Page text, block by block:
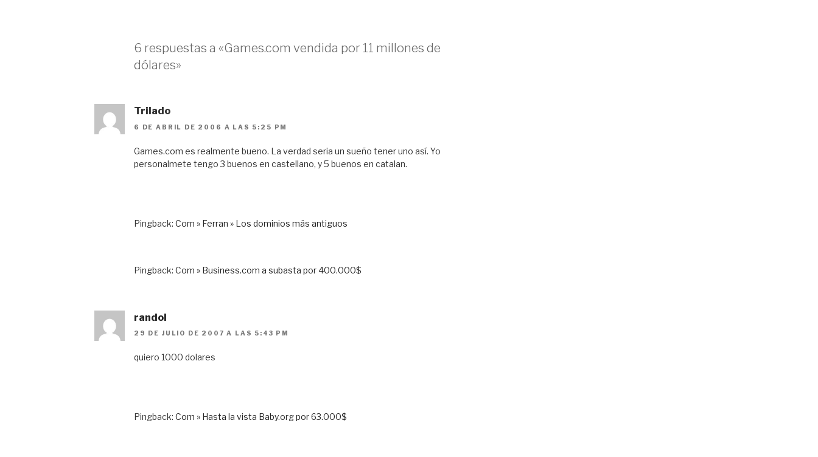
6 respuestas a «Games.com vendida por 11 millones de
dólares»
Trilado
6 DE ABRIL DE 2006 A LAS 5:25 PM
Games.com es realmente bueno. La verdad seria un sueño tener uno así. Yo
personalmete tengo 3 buenos en castellano, y 5 buenos en catalan.
Pingback: Com » Ferran » Los dominios más antiguos
Pingback: Com » Business.com a subasta por 400.000$
randol
29 DE JULIO DE 2007 A LAS 5:43 PM
quiero 1000 dolares
Pingback: Com » Hasta la vista Baby.org por 63.000$